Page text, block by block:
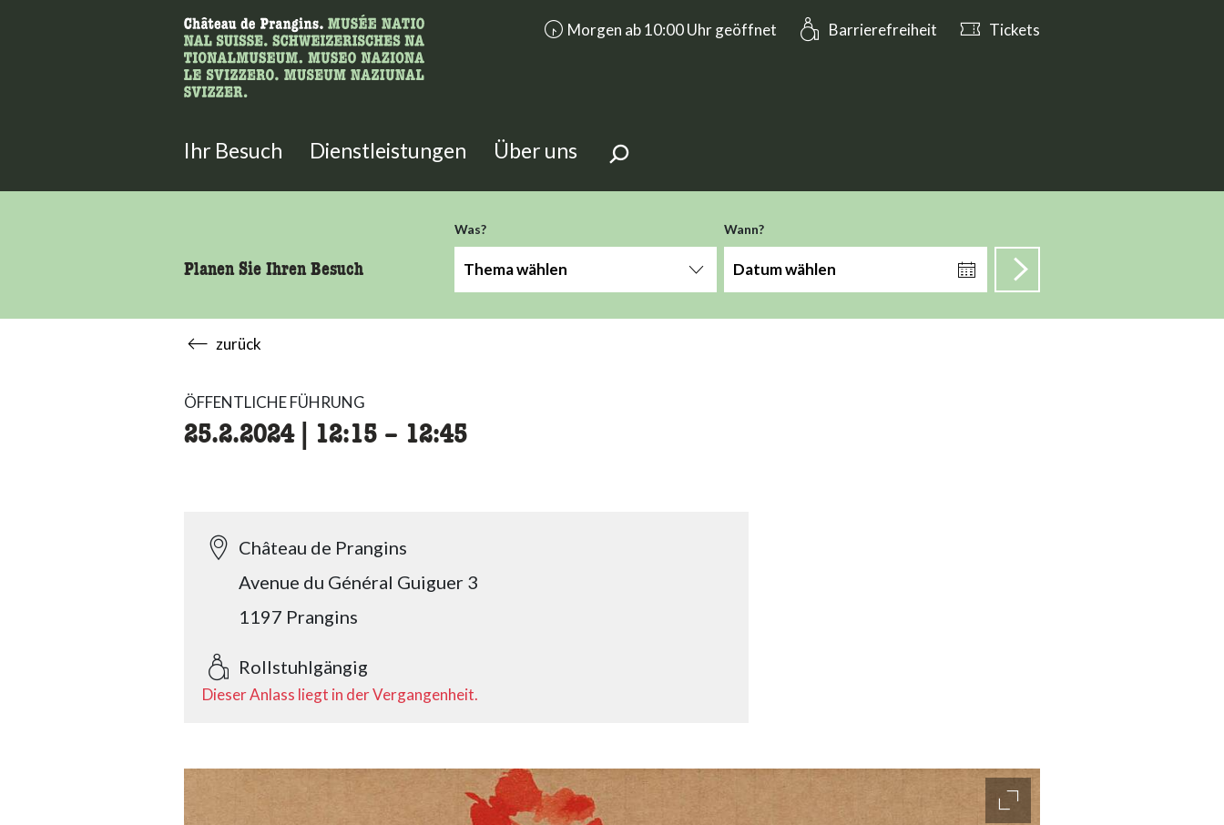
Wonach suchen Sie?
Hier können Sie nach Inhalten der Seite suchen.
accessibility.aria.opening_hours: Morgen ab 10:00 Uhr geöffnet
Morgen ab 10:00 Uhr geöffnet Barrierefreiheit Tickets
Ihr Besuch Dienstleistungen Über uns
Planen Sie Ihren Besuch
Was?
Thema wählen
Wann?
Datum wählen
zurück
ÖFFENTLICHE FÜHRUNG
25.2.2024| 12:15 accessibility.time_to
– 12:45
Château de Prangins
Avenue du Général Guiguer 3
1197 Prangins
Rollstuhlgängig
Dieser Anlass liegt in der Vergangenheit.